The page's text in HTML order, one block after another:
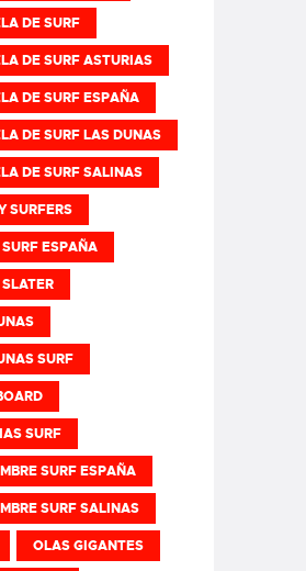
DE SURF
DE SURF ASTURIAS
DE SURF ESPAÑA
DE SURF LAS DUNAS
DE SURF SALINAS
SURFERS
ESPAÑA
SURF
SURF
SURF ESPAÑA
SURF SALINAS
OLAS GIGANTES